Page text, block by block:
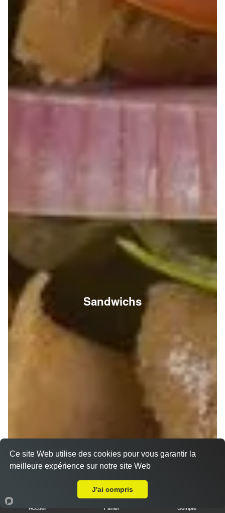
Sandwichs
Accueil Panier Compte
Ce site Web utilise des cookies pour vous garantir la
meilleure expérience sur notre site Web
J'ai compris